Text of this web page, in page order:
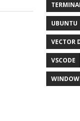
UBUNTU
VECTOR
VSCODE